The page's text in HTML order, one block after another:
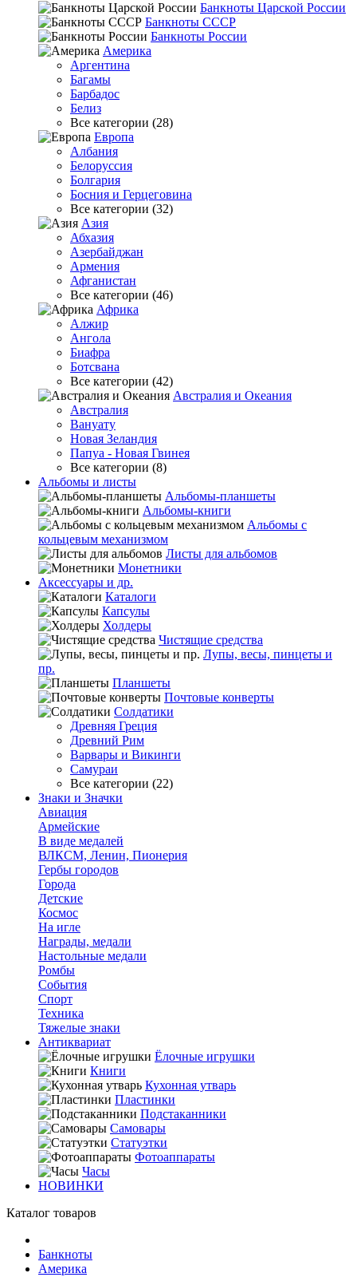
Банкноты Царской России
Банкноты СССР
Банкноты России
Америка
Аргентина
Багамы
Барбадос
Белиз
Все категории (28)
Европа
Албания
Белоруссия
Болгария
Босния и Герцеговина
Все категории (32)
Азия
Абхазия
Азербайджан
Армения
Афганистан
Все категории (46)
Африка
Алжир
Ангола
Биафра
Ботсвана
Все категории (42)
Австралия и Океания
Австралия
Вануату
Новая Зеландия
Папуа - Новая Гвинея
Все категории (8)
Альбомы и листы
Альбомы-планшеты
Альбомы-книги
Альбомы с
кольцевым механизмом
Листы для альбомов
Монетники
Аксессуары и др.
Каталоги
Капсулы
Холдеры
Чистящие средства
Лупы, весы, пинцеты и
пр.
Планшеты
Почтовые конверты
Солдатики
Древняя Греция
Древний Рим
Варвары и Викинги
Самураи
Все категории (22)
Знаки и Значки
Авиация
Армейские
В виде медалей
ВЛКСМ, Ленин, Пионерия
Гербы городов
Города
Детские
Космос
На игле
Награды, медали
Настольные медали
Ромбы
События
Спорт
Техника
Тяжелые знаки
Антиквариат
Ёлочные игрушки
Книги
Кухонная утварь
Пластинки
Подстаканники
Самовары
Статуэтки
Фотоаппараты
Часы
НОВИНКИ
Каталог товаров
Банкноты
Америка